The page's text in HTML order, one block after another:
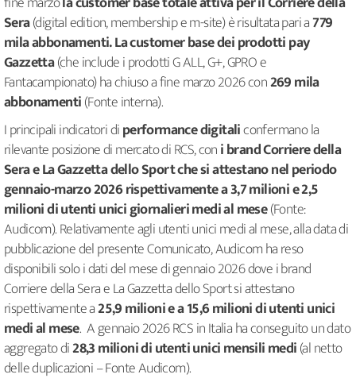
Sera(digital edition, membership e m-site) è risultata pari a779
mila abbonamenti.La customer base dei prodotti pay
Gazzetta(che include i prodotti G ALL, G+, GPRO e
Fantacampionato) ha chiuso a fine marzo 2026 con269 mila
abbonamenti(Fonte interna).
I principali indicatori diperformance digitaliconfermano la
rilevante posizione di mercato di RCS, coni brand Corriere della
Sera e La Gazzetta dello Sport che si attestano nel periodo
gennaio-marzo 2026 rispettivamente a 3,7 milioni e 2,5
milioni di utenti unici giornalieri medi al mese(Fonte:
Audicom). Relativamente agli utenti unici medi al mese, alla data di
pubblicazione del presente Comunicato, Audicom ha reso
disponibili solo i dati del mese di gennaio 2026 dove i brand
Corriere della Sera e La Gazzetta dello Sport si attestano
rispettivamente a25,9 milioni e a 15,6 milioni di utenti unici
medi al mese. A gennaio 2026 RCS in Italia ha conseguito un dato
aggregato di28,3 milioni di utenti unici mensili medi(al netto
delle duplicazioni – Fonte Audicom).